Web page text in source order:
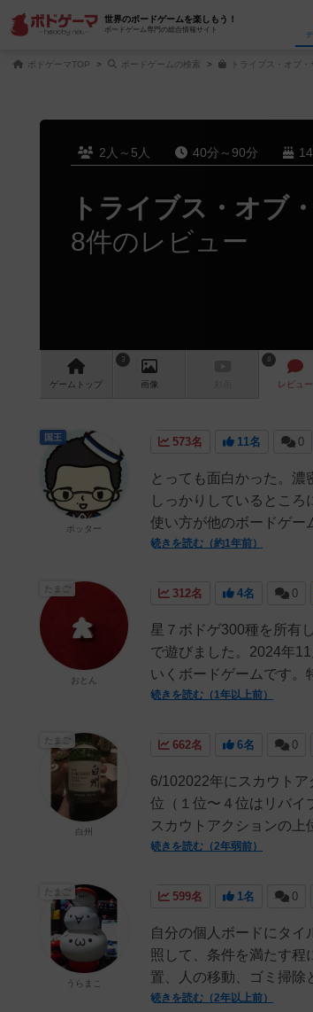
世界のボードゲームを楽しもう！
ボードゲーム専門の総合情報サイト
ボドゲーマTOP ボードゲームの検索 トライブス・オブ
2人～5人 40分～90分
トライブス・オブ
8件のレビュー
ゲーム トップ
3
画像
8
レビュー
573名 11名 0
とっても面白かった。
しっかりしているとこ
使い方が他のボードゲー
続きを読む（約1年前）
国王
ポッター
312名 4名 0
星７ボドゲ300種を所有
で遊びました。2024年
いくボードゲームです。
続きを読む（1年以上前）
おとん
662名 6名 0
6/102022年にスカウト
位（１位〜４位はリバイ
スカウトアクションの
続きを読む（2年弱前）
白州
599名 1名 0
自分の個人ボードにタ
照して、条件を満たす程
置、人の移動、ゴミ掃除
続きを読む（2年以上前）
たまご
うらまこ